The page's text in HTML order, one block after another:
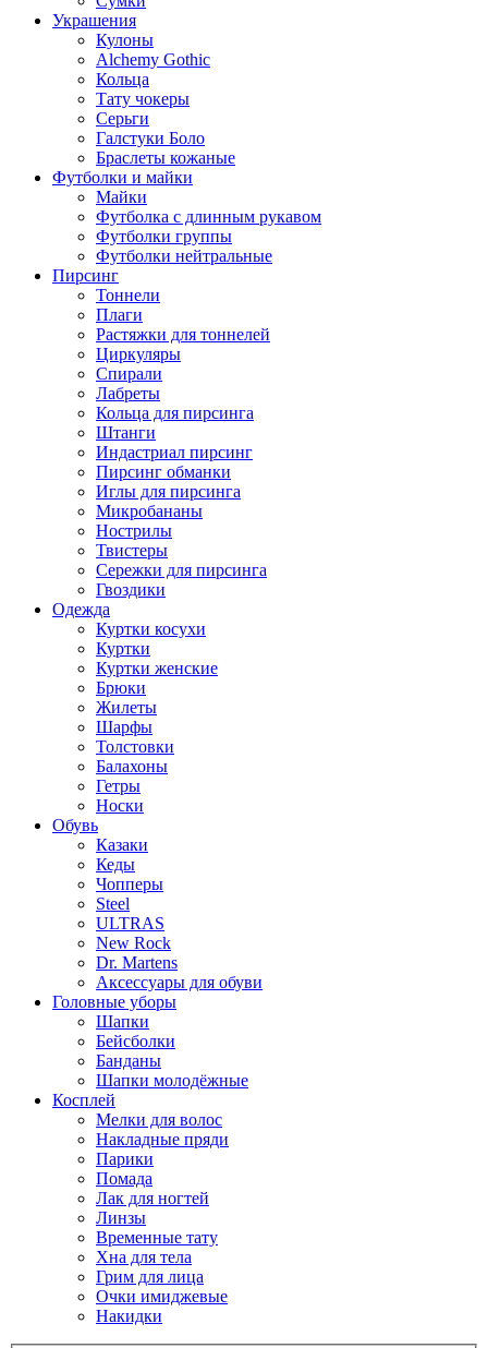
Украшения
Кулоны
Alchemy Gothic
Кольца
Тату чокеры
Серьги
Галстуки Боло
Браслеты кожаные
Футболки и майки
Майки
Футболка с длинным рукавом
Футболки группы
Футболки нейтральные
Пирсинг
Тоннели
Плаги
Растяжки для тоннелей
Циркуляры
Спирали
Лабреты
Кольца для пирсинга
Штанги
Индастриал пирсинг
Пирсинг обманки
Иглы для пирсинга
Микробананы
Нострилы
Твистеры
Сережки для пирсинга
Гвоздики
Одежда
Куртки косухи
Куртки
Куртки женские
Брюки
Жилеты
Шарфы
Толстовки
Балахоны
Гетры
Носки
Обувь
Казаки
Кеды
Чопперы
Steel
ULTRAS
New Rock
Dr. Martens
Аксессуары для обуви
Головные уборы
Шапки
Бейсболки
Банданы
Шапки молодёжные
Косплей
Мелки для волос
Накладные пряди
Парики
Помада
Лак для ногтей
Линзы
Временные тату
Хна для тела
Грим для лица
Очки имиджевые
Накидки